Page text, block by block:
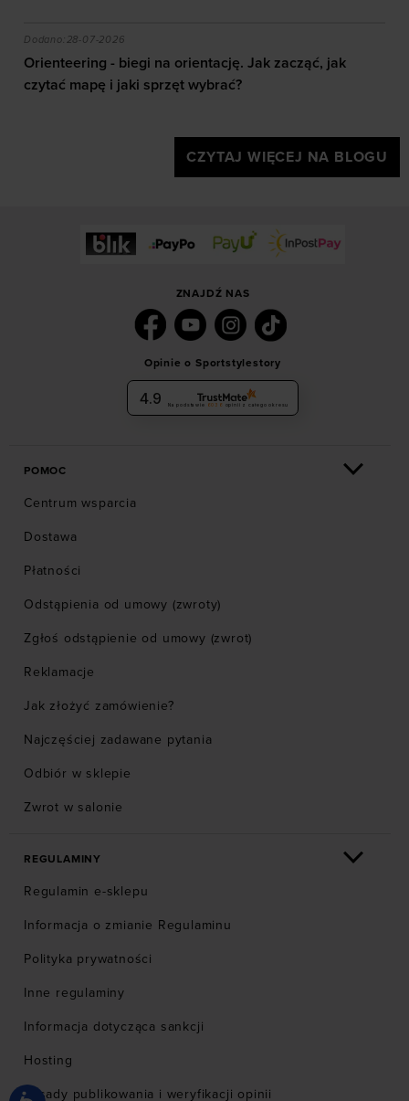
efekty daje trening?
Orienteering - biegi na orientację. Jak zacząć, jak
Dodano:28-07-2026
Orienteering - biegi na orientację. Jak zacząć, jak
czytać mapę i jaki sprzęt wybrać?
CZYTAJ WIĘCEJ NA BLOGU
ZNAJDŹ NAS
Opinie o Sportstylestory
4.9 Na podstawie 6036 opinii z całego okresu
POMOC
Centrum wsparcia
Dostawa
Płatności
Odstąpienia od umowy (zwroty)
Zgłoś odstąpienie od umowy (zwrot)
Reklamacje
Jak złożyć zamówienie?
Najczęściej zadawane pytania
Odbiór w sklepie
Zwrot w salonie
REGULAMINY
Regulamin e-sklepu
Informacja o zmianie Regulaminu
Polityka prywatności
Inne regulaminy
Informacja dotycząca sankcji
Hosting
Zasady publikowania i weryfikacji opinii